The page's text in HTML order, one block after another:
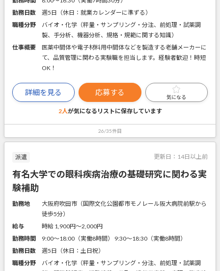
勤務日数
週5日（休日：就業カレンダーに準ずる）
職種分野
バイオ・化学（秤量・サンプリング・分注、前処理・試薬調
製、手分析、機器分析、規格・規範に関する知識）
仕事概要
医薬中間体や電子材料用中間体などを製造する老舗メーカーに
て、品質管理に関わる実験職を担当します。経験者歓迎！時短
OK！
詳細を見る 応募する
気になる
2人が気になるリストに保存しています
26/35件目
派遣 更新日： 14日以上前
有名大学での眼科疾病治療の基礎研究に関わる実
験補助
勤務地
大阪府吹田市（国際文化公園都市モノレール阪大病院前駅から
徒歩5分）
給与
時給 1,900円〜2,000円
勤務時間
9:00～18:00（実働8時間） 9:30～18:30（実働8時間）
勤務日数
週5日（休日：土日祝）
職種分野
バイオ・化学（秤量・サンプリング・分注、前処理・試薬調